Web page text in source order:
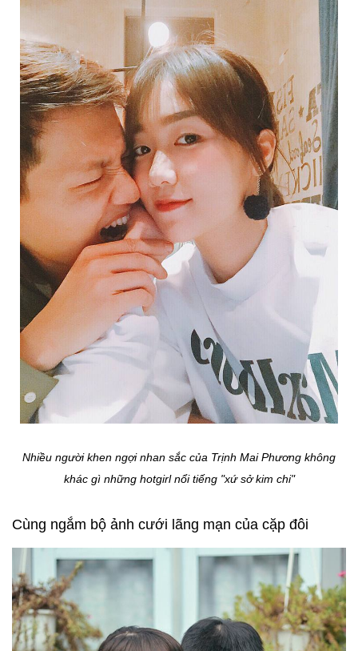
Nhiều người khen ngợi nhan sắc của Trịnh Mai Phương không
khác gì những hotgirl nổi tiếng "xứ sở kim chi"
Cùng ngắm bộ ảnh cưới lãng mạn của cặp đôi